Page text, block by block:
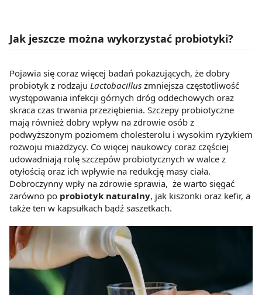
Jak jeszcze można wykorzystać probiotyki?
Pojawia się coraz więcej badań pokazujących, że dobry
probiotyk z rodzaju Lactobacillus zmniejsza częstotliwość
występowania infekcji górnych dróg oddechowych oraz
skraca czas trwania przeziębienia. Szczepy probiotyczne
mają również dobry wpływ na zdrowie osób z
podwyższonym poziomem cholesterolu i wysokim ryzykiem
rozwoju miażdżycy. Co więcej naukowcy coraz częściej
udowadniają rolę szczepów probiotycznych w walce z
otyłością oraz ich wpływie na redukcję masy ciała.
Dobroczynny wpły na zdrowie sprawia, że warto sięgać
zarówno po probiotyk naturalny, jak kiszonki oraz kefir, a
także ten w kapsułkach bądź saszetkach.